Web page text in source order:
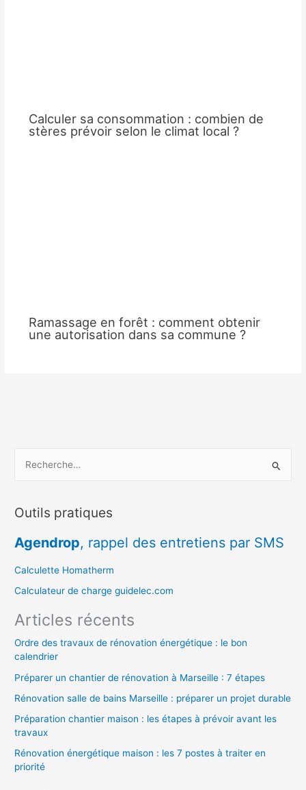
Calculer sa consommation : combien de
stères prévoir selon le climat local ?
Ramassage en forêt : comment obtenir
une autorisation dans sa commune ?
h
r
c
h
r
:
Outils pratiques
Agendrop, rappel des entretiens par SMS
Calculette Homatherm
Calculateur de charge guidelec.com
Articles récents
Ordre des travaux de rénovation énergétique : le bon
calendrier
Préparer un chantier de rénovation à Marseille : 7 étapes
Rénovation salle de bains Marseille : préparer un projet durable
Préparation chantier maison : les étapes à prévoir avant les
travaux
Rénovation énergétique maison : les 7 postes à traiter en
priorité